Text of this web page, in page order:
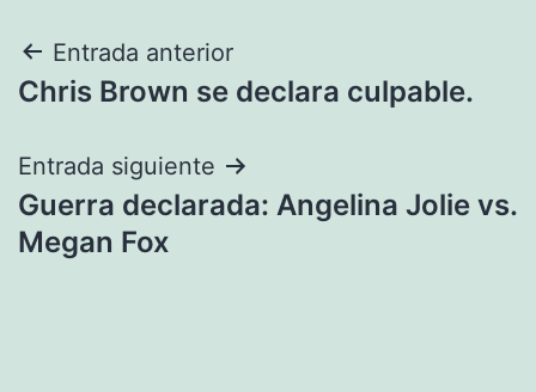
Navegación
de
entradas
Entrada anterior
Chris Brown se declara culpable.
Entrada siguiente
Guerra declarada: Angelina Jolie vs.
Megan Fox